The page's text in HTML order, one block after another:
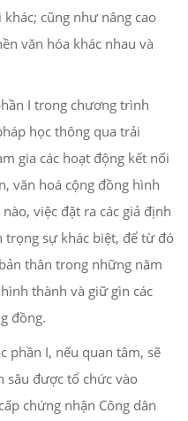
cũng như nâng cao
văn hóa khác nhau và
I trong chương trình
học thông qua trải
gia các hoạt động kết nối
văn hoá cộng đồng hình
việc đặt ra các giả định
trọng sự khác biệt, để từ đó
thân trong những năm
thành và giữ gìn các
đồng.
phần I, nếu quan tâm, sẽ
sâu được tổ chức vào
chứng nhận Công dân